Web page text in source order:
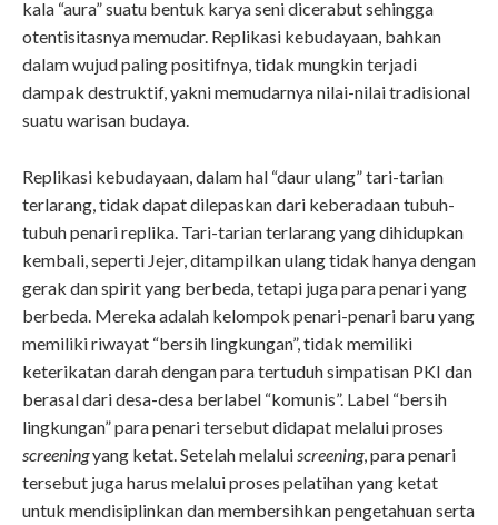
kala “aura” suatu bentuk karya seni dicerabut sehingga
otentisitasnya memudar. Replikasi kebudayaan, bahkan
dalam wujud paling positifnya, tidak mungkin terjadi
dampak destruktif, yakni memudarnya nilai-nilai tradisional
suatu warisan budaya.
Replikasi kebudayaan, dalam hal “daur ulang” tari-tarian
terlarang, tidak dapat dilepaskan dari keberadaan tubuh-
tubuh penari replika. Tari-tarian terlarang yang dihidupkan
kembali, seperti Jejer, ditampilkan ulang tidak hanya dengan
gerak dan spirit yang berbeda, tetapi juga para penari yang
berbeda. Mereka adalah kelompok penari-penari baru yang
memiliki riwayat “bersih lingkungan”, tidak memiliki
keterikatan darah dengan para tertuduh simpatisan PKI dan
berasal dari desa-desa berlabel “komunis”. Label “bersih
lingkungan” para penari tersebut didapat melalui proses
screeningyang ketat. Setelah melalui screening, para penari
tersebut juga harus melalui proses pelatihan yang ketat
untuk mendisiplinkan dan membersihkan pengetahuan serta